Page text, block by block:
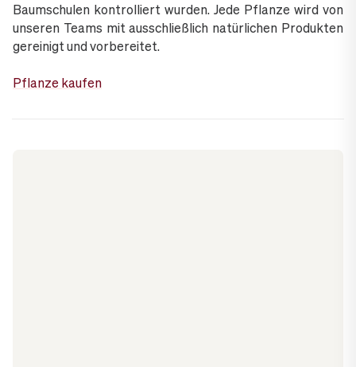
Baumschulen kontrolliert wurden. Jede Pflanze wird von
unseren Teams mit ausschließlich natürlichen Produkten
gereinigt und vorbereitet.
Pflanze kaufen